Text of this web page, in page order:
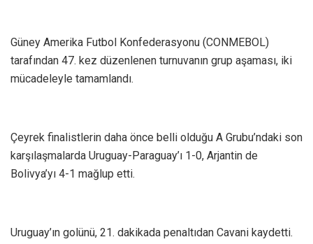
Güney Amerika Futbol Konfederasyonu (CONMEBOL)
tarafından 47. kez düzenlenen turnuvanın grup aşaması, iki
mücadeleyle tamamlandı.
Çeyrek finalistlerin daha önce belli olduğu A Grubu’ndaki son
karşılaşmalarda Uruguay-Paraguay’ı 1-0, Arjantin de
Bolivya’yı 4-1 mağlup etti.
Uruguay’ın golünü, 21. dakikada penaltıdan Cavani kaydetti.